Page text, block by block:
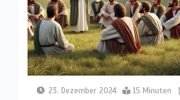
23. Dezember 2024 15 Minuten